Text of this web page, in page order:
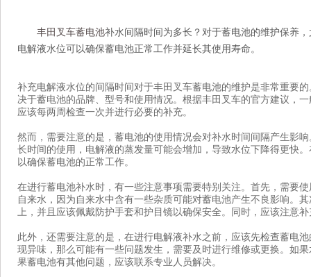
丰田叉车蓄电池补水间隔时间为多长？对于蓄电池的维护保养
电解液水位可以确保蓄电池正常工作并延长其使用寿命。
补充电解液水位的间隔时间对于丰田叉车蓄电池的维护是非常重要
决于蓄电池的品牌、型号和使用情况。根据丰田叉车的官方建议，
应该每两周检查一次并进行必要的补充。
然而，需要注意的是，蓄电池的使用情况会对补水时间间隔产生影
长时间的使用，电解液的蒸发量可能会增加，导致水位下降得更快
以确保蓄电池的正常工作。
在进行蓄电池补水时，有一些注意事项需要特别关注。首先，需要
自来水，因为自来水中含有一些杂质可能对蓄电池产生不良影响。
上，并且应该佩戴防护手套和护目镜以确保安全。同时，应该注意
此外，还需要注意的是，在进行电解液补水之前，应该先检查蓄电
现异味，那么可能有一些问题发生，需要及时进行维修或更换。如
果蓄电池有其他问题，应该联系专业人员解决。